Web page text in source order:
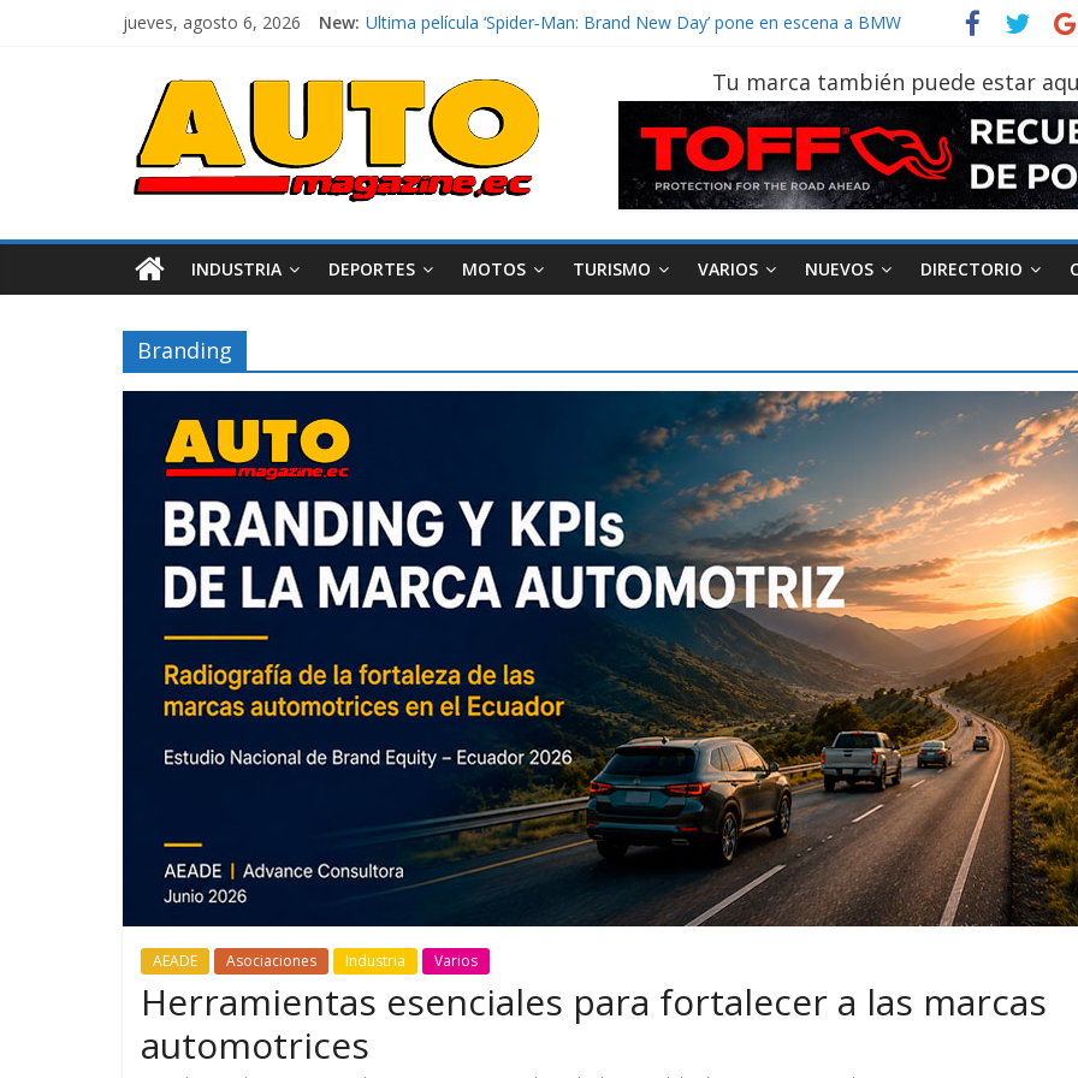
jueves, agosto 6, 2026 New: El costo de tener un vehículo gana protagonismo a la hora de decidir
¿Qué puede pasar con tu vehículo si permanece varios días sin usar?
La Vuelta al Ecuador 2026, edición 47ª, recorre 7 provincias en 8 días
La FEDAK recibe 12 Sinotruk Bolden para cubrir las rutas de La Vuelta
Tu marca también puede estar
INDUSTRIA DEPORTES MOTOS TURISMO VARIOS NUEVOS DIRECTORIO
Branding
AEADE Asociaciones Industria Varios
Herramientas esenciales para fortalecer a las marcas
automotrices
Movilidad Varios
GM reafirma su
compromiso con movilidad
más segura y conectada
Movilidad Turismo Varios
¿Qué puede pasar con tu
vehículo si permanece
varios días sin usar?
AEADE Motociclismo
Movilidad
Campaña busca cambiar
destino de los
en la región